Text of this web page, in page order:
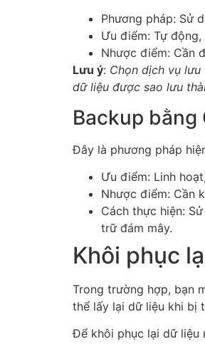
Phương pháp: Sử
Ưu điểm: Tự
Nhược điểm: Cần
Lưu ý: Chọn dịch vụ
dữ liệu được sao lưu
Backup bằng
Đây là phương pháp
Ưu điểm: Linh
Nhược điểm: Cần
Cách thực hiện:
trữ đám mây.
Khôi phục
Trong trường hợp, bạn
thể lấy lại dữ liệu khi bị
Để khôi phục lại dữ liệu